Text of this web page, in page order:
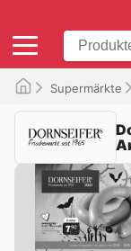
Supermärkte